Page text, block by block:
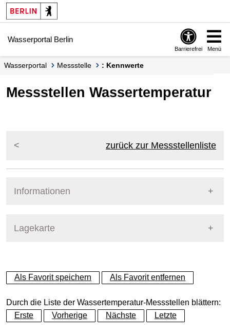
Springe zur Navigation
Springe zum Inhalt
Wasserportal Berlin
Barrierefrei Menü
Wasserportal Messstelle : Kennwerte
Messstellen Wassertemperatur
zurück zur Messstellenliste
Informationen
Lagekarte
+
−
Als Favorit speichern Als Favorit entfernen
Durch die Liste der Wassertemperatur-Messstellen blättern:
Erste
Vorherige Nächste Letzte